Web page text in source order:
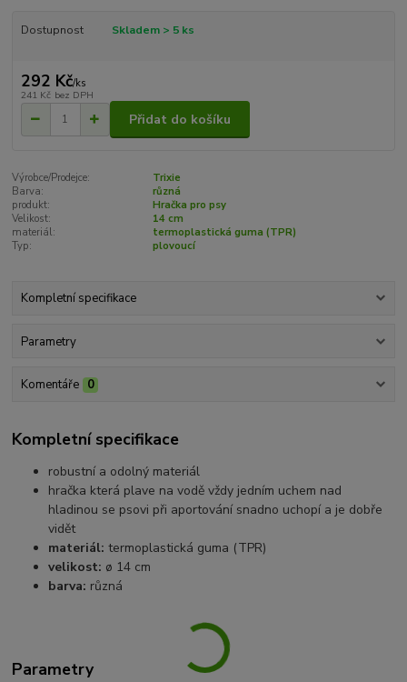
Dostupnost Skladem > 5 ks
292 Kč/ks
241 Kč bez DPH
Přidat do košíku
Výrobce/Prodejce:
Trixie
Barva:
různá
produkt:
Hračka pro psy
Velikost:
14 cm
materiál:
termoplastická guma (TPR)
Typ:
plovoucí
Kompletní specifikace
Parametry
Komentáře 0
Kompletní specifikace
robustní a odolný materiál
hračka která plave na vodě vždy jedním uchem nad
hladinou se psovi při aportování snadno uchopí a je dobře
vidět
materiál:termoplastická guma (TPR)
velikost: ø 14 cm
barva: různá
Parametry